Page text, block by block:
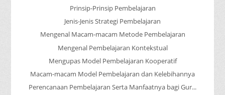
Prinsip-Prinsip Pembelajaran
Jenis-Jenis Strategi Pembelajaran
Mengenal Macam-macam Metode Pembelajaran
Mengenal Pembelajaran Kontekstual
Mengupas Model Pembelajaran Kooperatif
Macam-macam Model Pembelajaran dan Kelebihannya
Perencanaan Pembelajaran Serta Manfaatnya bagi Gur...